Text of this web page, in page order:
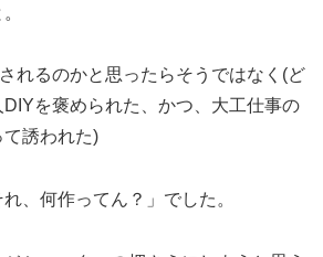
れるのかと思ったらそうではなく(ど
を褒められた、かつ、大工仕事の
誘われた)
、何作ってん？」でした。